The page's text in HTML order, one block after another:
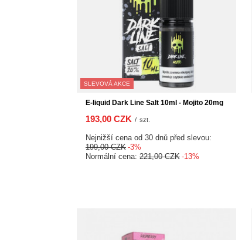
SLEVOVÁ AKCE
E-liquid Dark Line Salt 10ml - Mojito 20mg
193,00 CZK / szt.
Nejnižší cena od 30 dnů před slevou:
199,00 CZK -3%
Normální cena: 221,00 CZK -13%